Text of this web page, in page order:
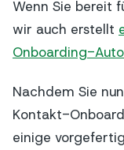
Wenn Sie bereit
wir auch erstellt
Onboarding-
Nachdem Sie
Kontakt-
einige